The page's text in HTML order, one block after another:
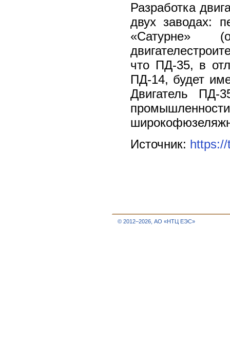
Разработка
двух заводах:
«Сатурне»
что ПД-35, в
ПД-14, будет
Двигатель ПД-
Источник:
© 2012–2026, АО «НТЦ ЕЭС»